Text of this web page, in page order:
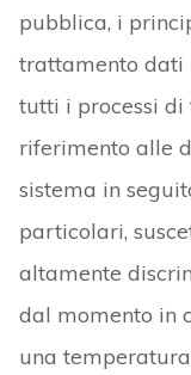
pubblica, i
trattamento dati
tutti i processi
riferimento alle
sistema in
particolari,
altamente
dal momento in
una